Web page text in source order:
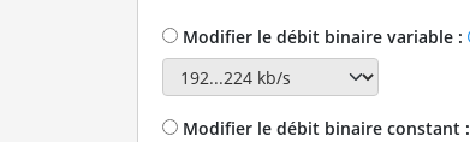
Modifier le débit binaire variable :
Modifier le débit binaire constant :